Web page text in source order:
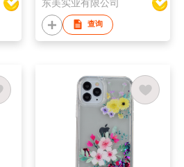
东美实业有限公司
查询